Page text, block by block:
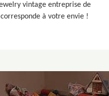
vintage entreprise de
à votre envie !